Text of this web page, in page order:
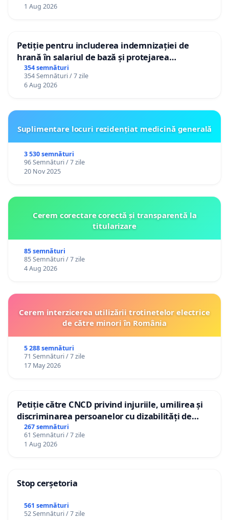
1 Aug 2026
Petiție pentru includerea indemnizației de
hrană în salariul de bază și protejarea
gradațiilor de vechime pentru asistenții
personali
354 semnături
354 Semnături / 7 zile
6 Aug 2026
Suplimentare locuri rezidențiat medicină generală
3 530 semnături
96 Semnături / 7 zile
20 Nov 2025
Cerem corectare corectă și transparentă la
titularizare
85 semnături
85 Semnături / 7 zile
4 Aug 2026
Cerem interzicerea utilizării trotinetelor electrice
de către minori în România
5 288 semnături
71 Semnături / 7 zile
17 May 2026
Petiție către CNCD privind injuriile, umilirea și
discriminarea persoanelor cu dizabilități de
către utilizatorul TikTok „Gorici”
267 semnături
61 Semnături / 7 zile
1 Aug 2026
Stop cerșetoria
561 semnături
52 Semnături / 7 zile